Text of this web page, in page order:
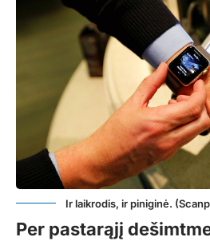
Ir laikrodis, ir piniginė.
Per pastarąjį